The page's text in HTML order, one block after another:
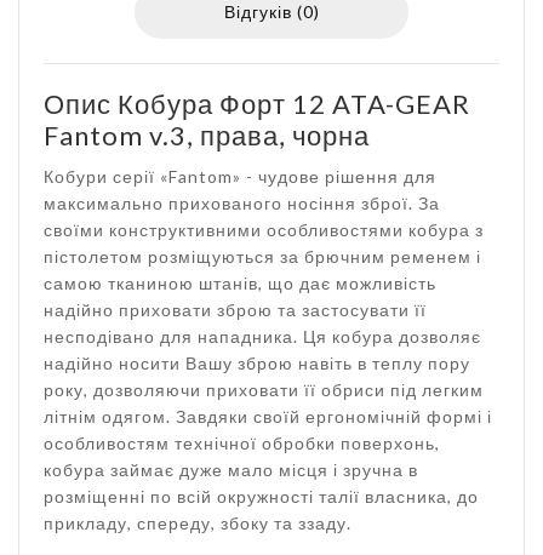
Відгуків (0)
Опис Кобура Форт 12 ATA-GEAR
Fantom v.3, права, чорна
Кобури серії «Fantom» - чудове рішення для
максимально прихованого носіння зброї. За
своїми конструктивними особливостями кобура з
пістолетом розміщуються за брючним ременем і
самою тканиною штанів, що дає можливість
надійно приховати зброю та застосувати її
несподівано для нападника. Ця кобура дозволяє
надійно носити Вашу зброю навіть в теплу пору
року, дозволяючи приховати її обриси під легким
літнім одягом. Завдяки своїй ергономічній формі і
особливостям технічної обробки поверхонь,
кобура займає дуже мало місця і зручна в
розміщенні по всій окружності талії власника, до
прикладу, спереду, збоку та ззаду.